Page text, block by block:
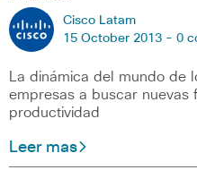
Cisco Latam
15 October 2013 - 0
La dinámica del mundo de
empresas a buscar nuevas
productividad
Leer mas